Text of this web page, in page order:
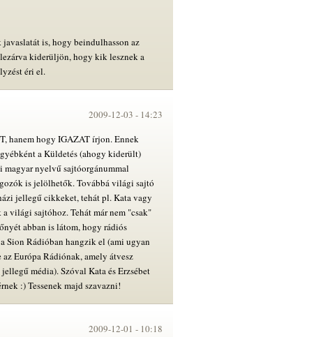
javaslatát is, hogy beindulhasson az
lezárva kiderüljön, hogy kik lesznek a
éri el.
2009-12-03 - 14:23
hanem hogy IGAZAT írjon. Ennek
a Küldetés (ahogy kiderült)
nyelvű sajtóorgánummal
is jelölhetők. Továbbá világi sajtó
jellegű cikkeket, tehát pl. Kata vagy
világi sajtóhoz. Tehát már nem "csak"
abban is látom, hogy rádiós
Sion Rádióban hangzik el (ami ugyan
Európa Rádiónak, amely átvesz
média). Szóval Kata és Erzsébet
:) Tessenek majd szavazni!
2009-12-01 - 10:18